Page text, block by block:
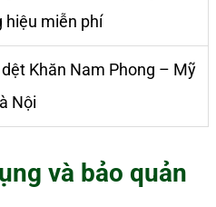
hiệu miễn phí
Khăn Nam Phong – Mỹ
Nội
và bảo quản